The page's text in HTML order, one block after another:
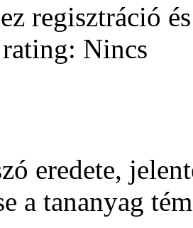
regisztráció
Nincs
eredete,
a tananyag